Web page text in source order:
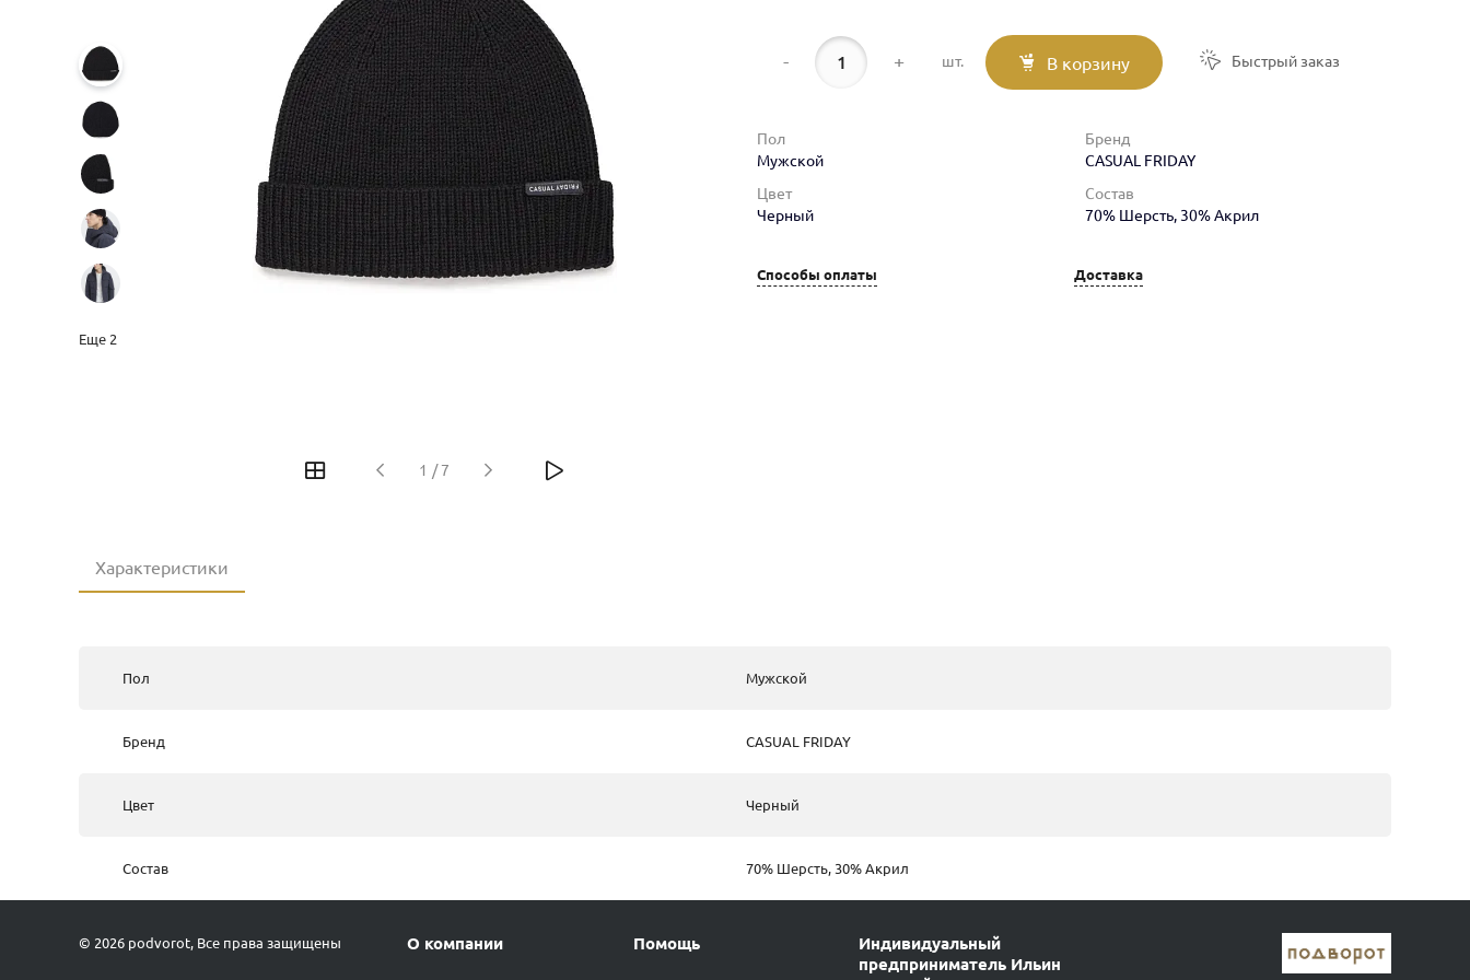
Еще 2
1 / 7
- + шт. В корзину Быстрый заказ
Пол
Мужской
Бренд
CASUAL FRIDAY
Цвет
Черный
Состав
70% Шерсть, 30% Акрил
Способы оплаты Доставка
Характеристики
Пол Мужской
Бренд CASUAL FRIDAY
Цвет Черный
Состав 70% Шерсть, 30% Акрил
© 2026 podvorot, Все права защищены О компании Помощь
Индивидуальный
предприниматель Ильин